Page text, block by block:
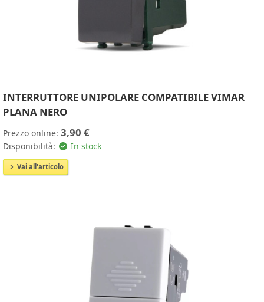
INTERRUTTORE UNIPOLARE COMPATIBILE VIMAR
PLANA NERO
Prezzo online: 3,90 €
Disponibilità: In stock
Vai all'articolo